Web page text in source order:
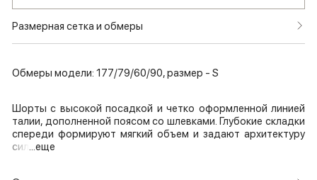
Размерная сетка и обмеры
Обмеры модели: 177/79/60/90, размер - S
Шорты с высокой посадкой и четко оформленной линией
талии, дополненной поясом со шлевками. Глубокие складки
спереди формируют мягкий объем и задают архитектуру
сил ...еще